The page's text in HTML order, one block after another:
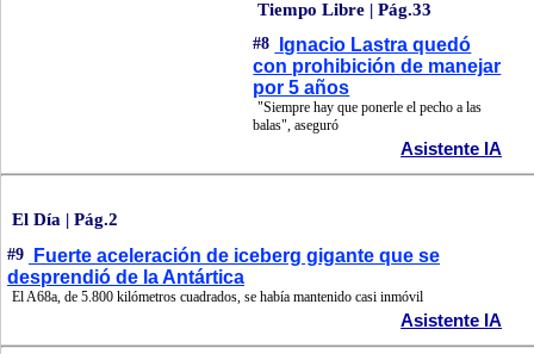
Tiempo Libre | Pág.33
#8
Ignacio Lastra quedó
con prohibición de manejar
por 5 años
"Siempre hay que ponerle el pecho a las
balas", aseguró
Asistente IA
El Día | Pág.2
#9
Fuerte aceleración de iceberg gigante que se
desprendió de la Antártica
El A68a, de 5.800 kilómetros cuadrados, se había mantenido casi inmóvil
Asistente IA